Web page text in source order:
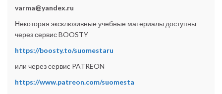
varma@yandex.ru
Некоторая эксклюзивные учебные материалы доступны
через сервис BOOSTY
https://boosty.to/suomestaru
или через сервис PATREON
https://www.patreon.com/suomesta